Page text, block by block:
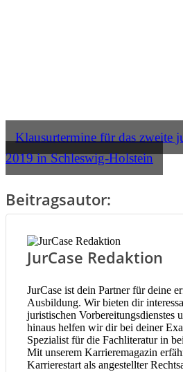
Klausurtermine für das zweite
2019 in Schleswig-Holstein
Beitragsautor:
JurCase Redaktion
JurCase ist dein Partner für deine
Ausbildung. Wir bieten dir
juristischen Vorbereitungsdienstes
hinaus helfen wir dir bei deiner
Spezialist für die Fachliteratur in
Mit unserem Karrieremagazin
Karrierestart als angestellter